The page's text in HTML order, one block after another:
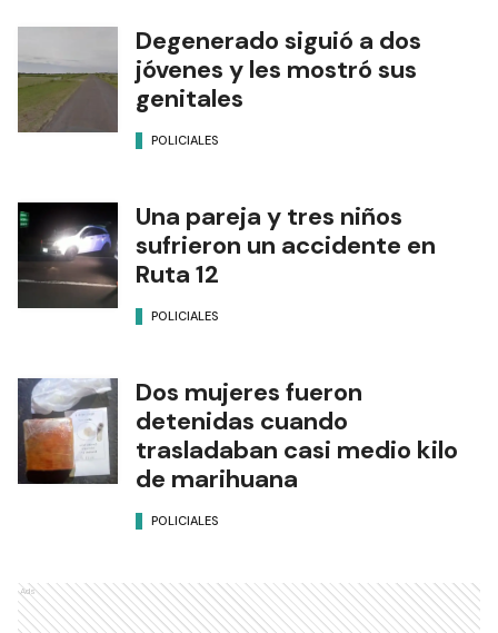
Degenerado siguió a dos
jóvenes y les mostró sus
genitales
POLICIALES
Una pareja y tres niños
sufrieron un accidente en
Ruta 12
POLICIALES
Dos mujeres fueron
detenidas cuando
trasladaban casi medio kilo
de marihuana
POLICIALES
Ads